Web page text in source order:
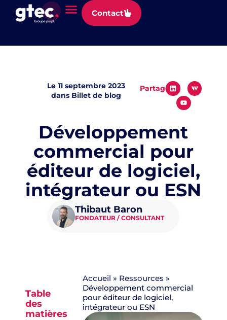
Panneau de gestion des cookies
Contact
Le11 septembre 2023
dans Billet de blog
Partager
Développement
commercial pour
éditeur de logiciel,
intégrateur ou ESN
Thibaut Baron
FONDATEUR / CONSULTANT
Table
des
matières
Accueil » Ressources »
Développement commercial
pour éditeur de logiciel,
intégrateur ou ESN